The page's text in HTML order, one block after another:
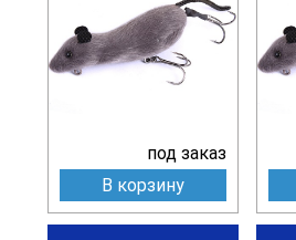
под заказ
В корзину